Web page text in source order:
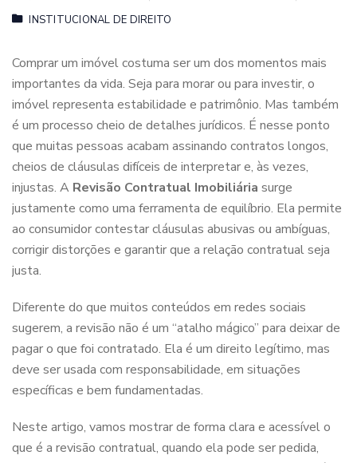
INSTITUCIONAL DE DIREITO
Comprar um imóvel costuma ser um dos momentos mais
importantes da vida. Seja para morar ou para investir, o
imóvel representa estabilidade e patrimônio. Mas também
é um processo cheio de detalhes jurídicos. É nesse ponto
que muitas pessoas acabam assinando contratos longos,
cheios de cláusulas difíceis de interpretar e, às vezes,
injustas. A Revisão Contratual Imobiliária surge
justamente como uma ferramenta de equilíbrio. Ela permite
ao consumidor contestar cláusulas abusivas ou ambíguas,
corrigir distorções e garantir que a relação contratual seja
justa.
Diferente do que muitos conteúdos em redes sociais
sugerem, a revisão não é um “atalho mágico” para deixar de
pagar o que foi contratado. Ela é um direito legítimo, mas
deve ser usada com responsabilidade, em situações
específicas e bem fundamentadas.
Neste artigo, vamos mostrar de forma clara e acessível o
que é a revisão contratual, quando ela pode ser pedida,